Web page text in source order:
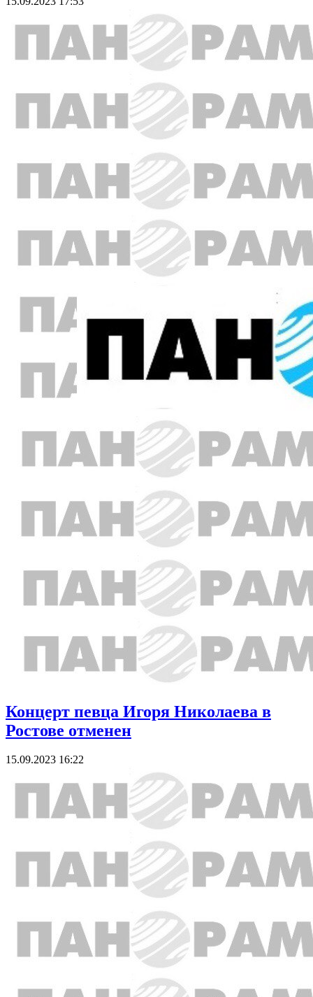
Концерт певца Игоря Николаева в
Ростове отменен
15.09.2023 16:22